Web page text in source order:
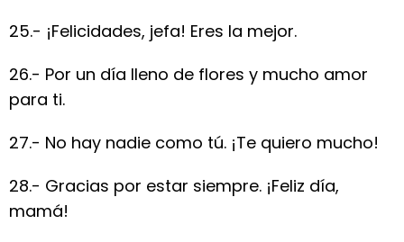
25.- ¡Felicidades, jefa! Eres la mejor.
26.- Por un día lleno de flores y mucho amor
para ti.
27.- No hay nadie como tú. ¡Te quiero mucho!
28.- Gracias por estar siempre. ¡Feliz día,
mamá!